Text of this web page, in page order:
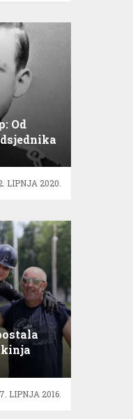
Od
LIPNJA 2020.
LIPNJA 2016.